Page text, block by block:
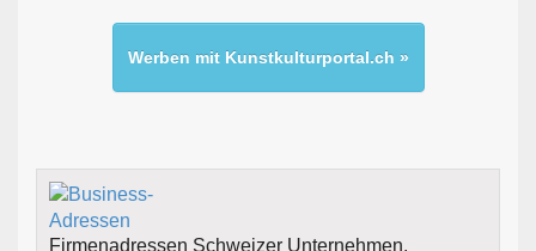
Werben mit Kunstkulturportal.ch »
Firmenadressen Schweizer Unternehmen.